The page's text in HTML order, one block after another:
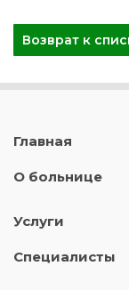
Возврат к
Главная
О больнице
Услуги
Специалисты